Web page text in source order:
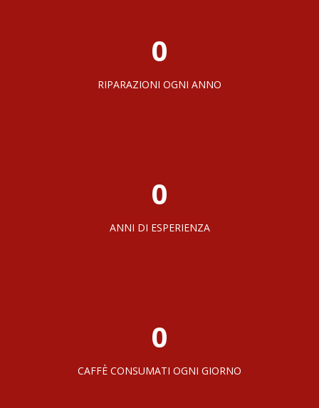
0
RIPARAZIONI OGNI ANNO
0
ANNI DI ESPERIENZA
0
CAFFÈ CONSUMATI OGNI GIORNO